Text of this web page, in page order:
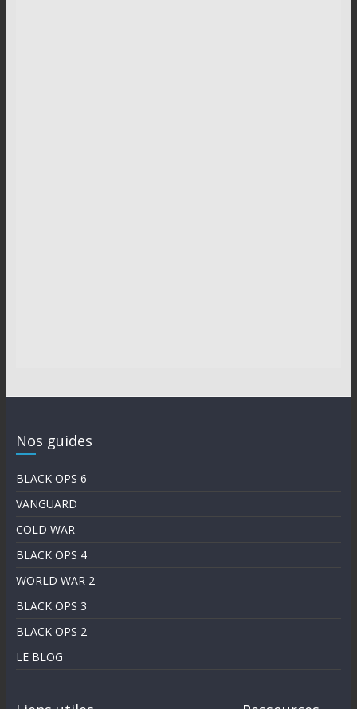
Nos guides
BLACK OPS 6
VANGUARD
COLD WAR
BLACK OPS 4
WORLD WAR 2
BLACK OPS 3
BLACK OPS 2
LE BLOG